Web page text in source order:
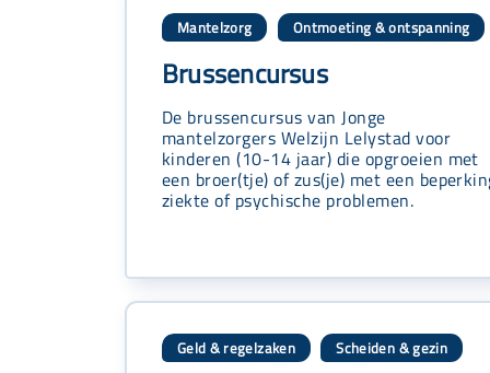
Mantelzorg Ontmoeting & ontspanning
Brussencursus
De brussencursus van Jonge
mantelzorgers Welzijn Lelystad voor
kinderen (10-14 jaar) die opgroeien met
een broer(tje) of zus(je) met een
ziekte of psychische problemen.
Geld & regelzaken , Scheiden & gezin